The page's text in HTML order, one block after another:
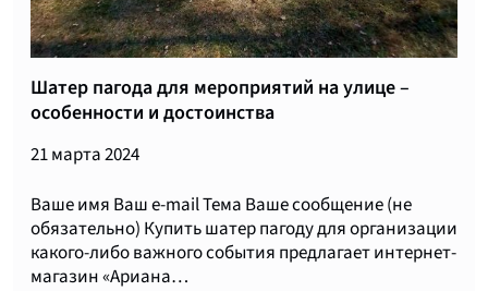
Шатер пагода для мероприятий на улице –
особенности и достоинства
21 марта 2024
Ваше имя Ваш e-mail Тема Ваше сообщение (не
обязательно) Купить шатер пагоду для организации
какого-либо важного события предлагает интернет-
магазин «Ариана…